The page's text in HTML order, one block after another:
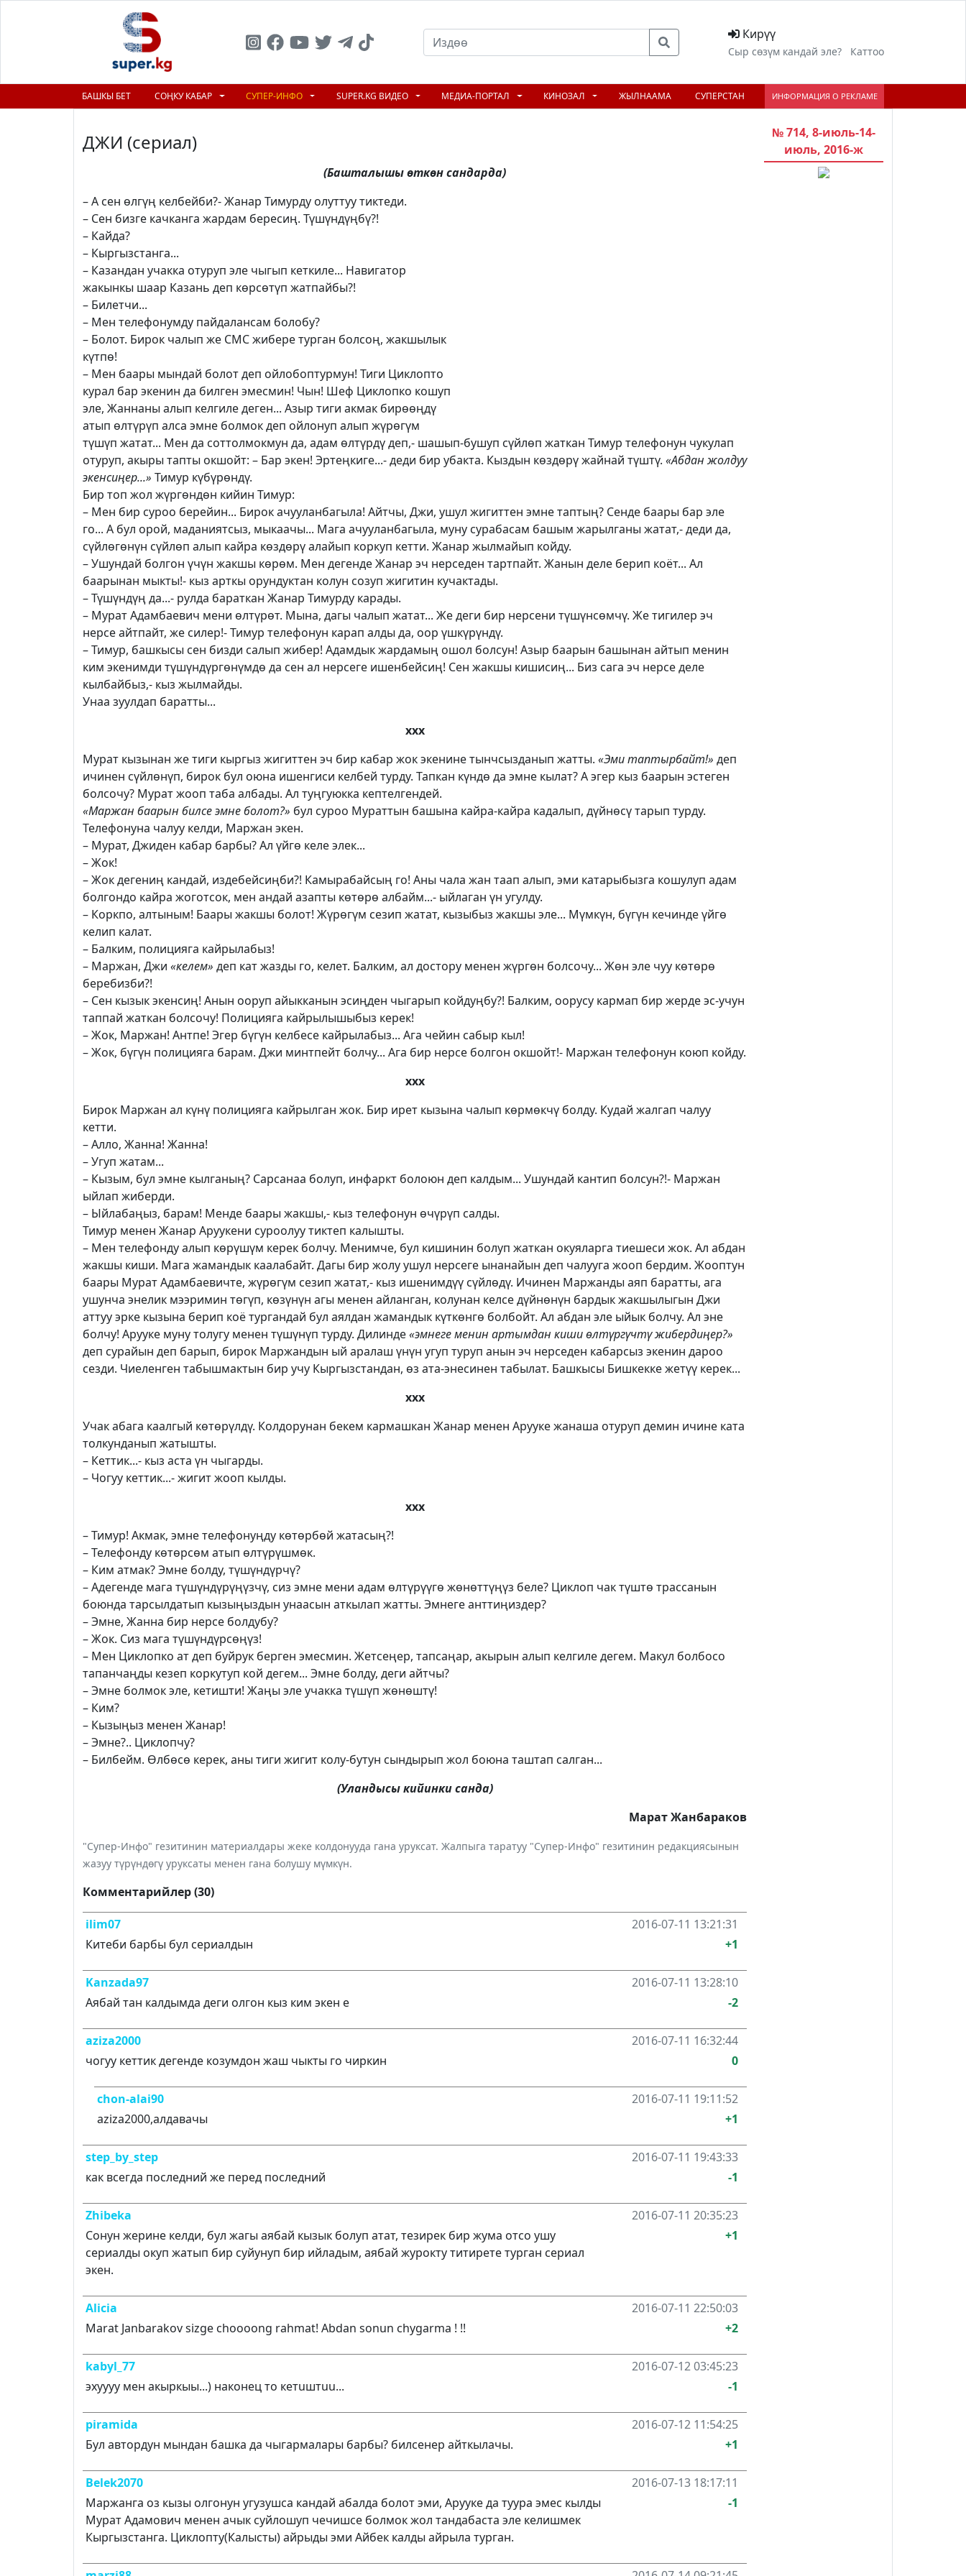
Кирүү
Сыр сөзүм кандай эле? Каттоо
БАШКЫ БЕТ СОҢКУ КАБАР СУПЕР-ИНФО SUPER.KG ВИДЕО МЕДИА-ПОРТАЛ КИНОЗАЛ ЖЫЛНААМА СУПЕРСТАН ИНФОРМАЦИЯ О РЕКЛАМЕ
ДЖИ (сериал)
(Башталышы өткөн сандарда)
–А сен өлгүң келбейби?- Жанар Тимурду олуттуу тиктеди.
– Сен бизге качканга жардам бересиң. Түшүндүңбү?!
– Кайда?
– Кыргызстанга...
– Казандан учакка отуруп эле чыгып кеткиле... Навигатор
жакынкы шаар Казань деп көрсөтүп жатпайбы?!
– Билетчи...
– Мен телефонумду пайдалансам болобу?
– Болот. Бирок чалып же СМС жибере турган болсоң, жакшылык
күтпө!
– Мен баары мындай болот деп ойлобоптурмун! Тиги Циклопто
курал бар экенин да билген эмесмин! Чын! Шеф Циклопко кошуп
эле, Жаннаны алып келгиле деген... Азыр тиги акмак бирөөңдү
атып өлтүрүп алса эмне болмок деп ойлонуп алып жүрөгүм
түшүп жатат... Мен да соттолмокмун да, адам өлтүрдү деп,- шашып-бушуп сүйлөп жаткан Тимур телефонун чукулап
отуруп, акыры тапты окшойт: – Бар экен! Эртеңкиге...- деди бир убакта. Кыздын көздөрү жайнай түштү. «Абдан жолдуу
экенсиңер...» Тимур күбүрөндү.
Бир топ жол жүргөндөн кийин Тимур:
– Мен бир суроо берейин... Бирок ачууланбагыла! Айтчы, Джи, ушул жигиттен эмне таптың? Сенде баары бар эле
го... А бул орой, маданиятсыз, мыкаачы... Мага ачууланбагыла, муну сурабасам башым жарылганы жатат,- деди да,
сүйлөгөнүн сүйлөп алып кайра көздөрү алайып коркуп кетти. Жанар жылмайып койду.
– Ушундай болгон үчүн жакшы көрөм. Мен дегенде Жанар эч нерседен тартпайт. Жанын деле берип коёт... Ал
баарынан мыкты!- кыз арткы орундуктан колун созуп жигитин кучактады.
– Түшүндүң да...- рулда бараткан Жанар Тимурду карады.
– Мурат Адамбаевич мени өлтүрөт. Мына, дагы чалып жатат... Же деги бир нерсени түшүнсөмчү. Же тигилер эч
нерсе айтпайт, же силер!- Тимур телефонун карап алды да, оор үшкүрүндү.
– Тимур, башкысы сен бизди салып жибер! Адамдык жардамың ошол болсун! Азыр баарын башынан айтып менин
ким экенимди түшүндүргөнүмдө да сен ал нерсеге ишенбейсиң! Сен жакшы кишисиң... Биз сага эч нерсе деле
кылбайбыз,- кыз жылмайды.
Унаа зуулдап баратты...
ххх
Мурат кызынан же тиги кыргыз жигиттен эч бир кабар жок экенине тынчсызданып жатты. «Эми таптырбайт!» деп
ичинен сүйлөнүп, бирок бул оюна ишенгиси келбей турду. Тапкан күндө да эмне кылат? А эгер кыз баарын эстеген
болсочу? Мурат жооп таба албады. Ал туңгуюкка кептелгендей.
«Маржан баарын билсе эмне болот?» бул суроо Мураттын башына кайра-кайра кадалып, дүйнөсү тарып турду.
Телефонуна чалуу келди, Маржан экен.
– Мурат, Джиден кабар барбы? Ал үйгө келе элек...
– Жок!
– Жок дегениң кандай, издебейсиңби?! Камырабайсың го! Аны чала жан таап алып, эми катарыбызга кошулуп адам
болгондо кайра жоготсок, мен андай азапты көтөрө албайм...- ыйлаган үн угулду.
– Коркпо, алтыным! Баары жакшы болот! Жүрөгүм сезип жатат, кызыбыз жакшы эле... Мүмкүн, бүгүн кечинде үйгө
келип калат.
– Балким, полицияга кайрылабыз!
– Маржан, Джи «келем» деп кат жазды го, келет. Балким, ал достору менен жүргөн болсочу... Жөн эле чуу көтөрө
беребизби?!
– Сен кызык экенсиң! Анын ооруп айыкканын эсиңден чыгарып койдуңбу?! Балким, оорусу кармап бир жерде эс-учун
таппай жаткан болсочу! Полицияга кайрылышыбыз керек!
– Жок, Маржан! Антпе! Эгер бүгүн келбесе кайрылабыз... Ага чейин сабыр кыл!
– Жок, бүгүн полицияга барам. Джи минтпейт болчу... Ага бир нерсе болгон окшойт!- Маржан телефонун коюп койду.
ххх
Бирок Маржан ал күнү полицияга кайрылган жок. Бир ирет кызына чалып көрмөкчү болду. Кудай жалгап чалуу
кетти.
– Алло, Жанна! Жанна!
– Угуп жатам...
– Кызым, бул эмне кылганың? Сарсанаа болуп, инфаркт болоюн деп калдым... Ушундай кантип болсун?!- Маржан
ыйлап жиберди.
– Ыйлабаңыз, барам! Менде баары жакшы,- кыз телефонун өчүрүп салды.
Тимур менен Жанар Аруукени суроолуу тиктеп калышты.
– Мен телефонду алып көрүшүм керек болчу. Менимче, бул кишинин болуп жаткан окуяларга тиешеси жок. Ал абдан
жакшы киши. Мага жамандык каалабайт. Дагы бир жолу ушул нерсеге ынанайын деп чалууга жооп бердим. Жооптун
баары Мурат Адамбаевичте, жүрөгүм сезип жатат,- кыз ишенимдүү сүйлөдү. Ичинен Маржанды аяп баратты, ага
ушунча энелик мээримин төгүп, көзүнүн агы менен айланган, колунан келсе дүйнөнүн бардык жакшылыгын Джи
аттуу эрке кызына берип коё тургандай бул аялдан жамандык күткөнгө болбойт. Ал абдан эле ыйык болчу. Ал эне
болчу! Арууке муну толугу менен түшүнүп турду. Дилинде«эмнеге менин артымдан киши өлтүргүчтү жибердиңер?»
деп сурайын деп барып, бирок Маржандын ый аралаш үнүн угуп туруп анын эч нерседен кабарсыз экенин дароо
сезди. Чиеленген табышмактын бир учу Кыргызстандан, өз ата-энесинен табылат. Башкысы Бишкекке жетүү керек...
ххх
Учак абага каалгый көтөрүлдү. Колдорунан бекем кармашкан Жанар менен Арууке жанаша отуруп демин ичине ката
толкунданып жатышты.
– Кеттик...- кыз аста үн чыгарды.
– Чогуу кеттик...- жигит жооп кылды.
ххх
– Тимур! Акмак, эмне телефонуңду көтөрбөй жатасың?!
– Телефонду көтөрсөм атып өлтүрүшмөк.
– Ким атмак? Эмне болду, түшүндүрчү?
– Адегенде мага түшүндүрүңүзчү, сиз эмне мени адам өлтүрүүгө жөнөттүңүз беле? Циклоп чак түштө трассанын
боюнда тарсылдатып кызыңыздын унаасын аткылап жатты. Эмнеге анттиңиздер?
– Эмне, Жанна бир нерсе болдубу?
– Жок. Сиз мага түшүндүрсөңүз!
– Мен Циклопко ат деп буйрук берген эмесмин. Жетсеңер, тапсаңар, акырын алып келгиле дегем. Макул болбосо
тапанчаңды кезеп коркутуп кой дегем... Эмне болду, деги айтчы?
– Эмне болмок эле, кетишти! Жаңы эле учакка түшүп жөнөштү!
– Ким?
– Кызыңыз менен Жанар!
– Эмне?.. Циклопчу?
– Билбейм. Өлбөсө керек, аны тиги жигит колу-бутун сындырып жол боюна таштап салган...
(Уландысы кийинки санда)
Марат Жанбараков
"Супер-Инфо" гезитинин материалдары жеке колдонууда гана уруксат. Жалпыга таратуу "Супер-Инфо" гезитинин редакциясынын
жазуу түрүндөгү уруксаты менен гана болушу мүмкүн.
Комментарийлер (30)
ilim07
2016-07-11 13:21:31
Китеби барбы бул сериалдын
+1
Kanzada97
2016-07-11 13:28:10
Аябай тан калдымда деги олгон кыз ким экен е
-2
aziza2000
2016-07-11 16:32:44
чогуу кеттик дегенде козумдон жаш чыкты го чиркин
0
chon-alai90
2016-07-11 19:11:52
aziza2000,алдавачы
+1
step_by_step
2016-07-11 19:43:33
как всегда последний же перед последний
-1
Zhibeka
2016-07-11 20:35:23
Сонун жерине келди, бул жагы аябай кызык болуп атат, тезирек бир жума отсо ушу
сериалды окуп жатып бир суйунуп бир ийладым, аябай журокту титирете турган сериал
экен.
+1
Alicia
2016-07-11 22:50:03
Marat Janbarakov sizge choooong rahmat! Abdan sonun chygarma ! !!
+2
kabyl_77
2016-07-12 03:45:23
эхуууу мен акыркыы...) наконец то кетuштuu...
-1
piramida
2016-07-12 11:54:25
Бул автордун мындан башка да чыгармалары барбы? билсенер айткылачы.
+1
Belek2070
2016-07-13 18:17:11
Маржанга оз кызы олгонун угузушса кандай абалда болот эми, Арууке да туура эмес кылды
Мурат Адамович менен ачык суйлошуп чечишсе болмок жол тандабаста эле келишмек
Кыргызстанга. Циклопту(Калысты) айрыды эми Айбек калды айрыла турган.
-1
№ 714, 8-июль-14-
июль, 2016-ж